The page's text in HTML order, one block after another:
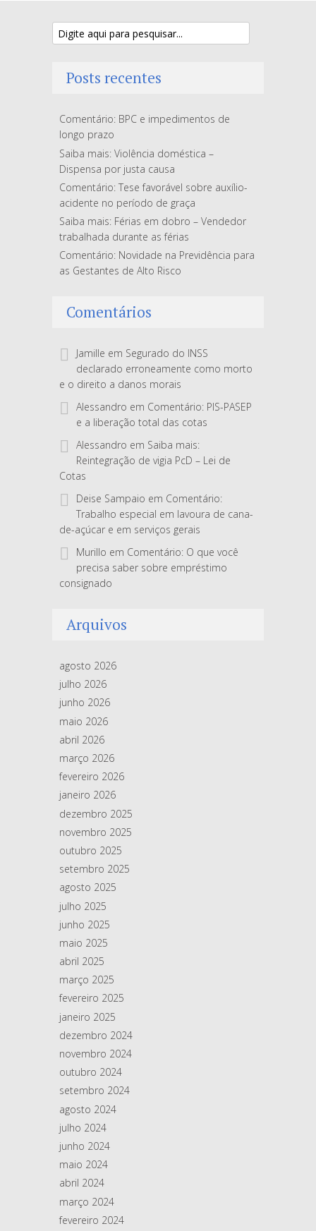
Posts recentes
Comentário: BPC e impedimentos de
longo prazo
Saiba mais: Violência doméstica –
Dispensa por justa causa
Comentário: Tese favorável sobre auxílio-
acidente no período de graça
Saiba mais: Férias em dobro – Vendedor
trabalhada durante as férias
Comentário: Novidade na Previdência para
as Gestantes de Alto Risco
Comentários
Jamille em Segurado do INSS
declarado erroneamente como morto
e o direito a danos morais
Alessandro em Comentário: PIS-PASEP
e a liberação total das cotas
Alessandro em Saiba mais:
Reintegração de vigia PcD – Lei de
Cotas
Deise Sampaio em Comentário:
Trabalho especial em lavoura de cana-
de-açúcar e em serviços gerais
Murillo em Comentário: O que você
precisa saber sobre empréstimo
consignado
Arquivos
agosto 2026
julho 2026
junho 2026
maio 2026
abril 2026
março 2026
fevereiro 2026
janeiro 2026
dezembro 2025
novembro 2025
outubro 2025
setembro 2025
agosto 2025
julho 2025
junho 2025
maio 2025
abril 2025
março 2025
fevereiro 2025
janeiro 2025
dezembro 2024
novembro 2024
outubro 2024
setembro 2024
agosto 2024
julho 2024
junho 2024
maio 2024
abril 2024
março 2024
fevereiro 2024